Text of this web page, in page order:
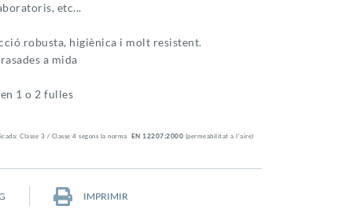
etc...
robusta, higiènica i molt resistent.
a mida
1 o 2 fulles
Classe 3 / Classe 4 segons la norma EN 12207:2000 (permeabilitat a l'aire)
IMPRIMIR